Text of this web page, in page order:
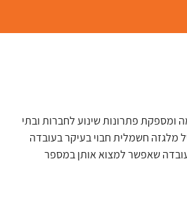
ומספקת פתרונות שינוע לחברות ובתי
מלגזה חשמלית חבוי בעיקר בעובדה
שאפשר למצוא אותן במספר